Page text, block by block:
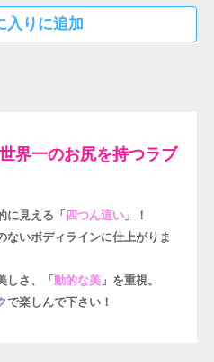
入りに追加
界一のお尻を持つラブ
に見える「 四つん這い」！
ないボディラインに仕上がりま
しさ、「 動的な美」を重視。
で楽しんで下さい！